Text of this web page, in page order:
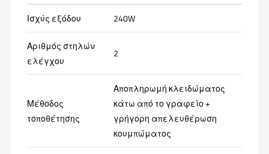
Ισχύς εξόδου 240W
Αριθμός στηλών
ελέγχου
2
Μέθοδος
τοποθέτησης
Αποπληρωμή κλειδώματος
κάτω από το γραφείο +
γρήγορη απελευθέρωση
κουμπώματος